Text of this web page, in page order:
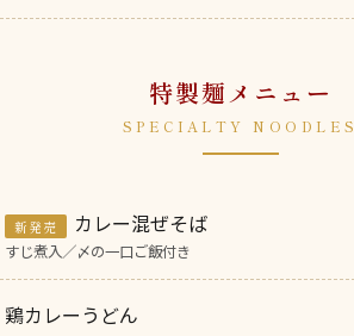
特製麺メニュー
SPECIALTY NOODLES
新発売 カレー混ぜそば
すじ煮入／〆の一口ご飯付き
鶏カレーうどん